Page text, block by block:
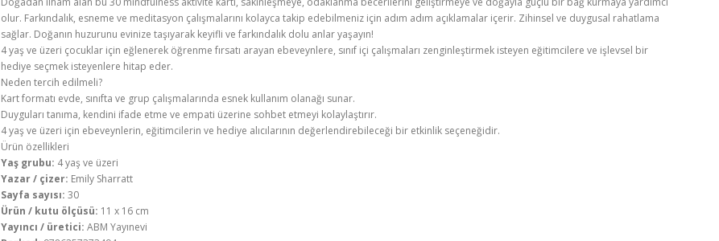
olur. Farkındalık, esneme ve meditasyon çalışmalarını kolayca takip edebilmeniz için adım adım açıklamalar içerir. Zihinsel ve duygusal rahatlama
sağlar. Doğanın huzurunu evinize taşıyarak keyifli ve farkındalık dolu anlar yaşayın!
4 yaş ve üzeri çocuklar için eğlenerek öğrenme fırsatı arayan ebeveynlere, sınıf içi çalışmaları zenginleştirmek isteyen eğitimcilere ve işlevsel bir
hediye seçmek isteyenlere hitap eder.
Neden tercih edilmeli?
Kart formatı evde, sınıfta ve grup çalışmalarında esnek kullanım olanağı sunar.
Duyguları tanıma, kendini ifade etme ve empati üzerine sohbet etmeyi kolaylaştırır.
4 yaş ve üzeri için ebeveynlerin, eğitimcilerin ve hediye alıcılarının değerlendirebileceği bir etkinlik seçeneğidir.
Ürün özellikleri
Yaş grubu: 4 yaş ve üzeri
Yazar / çizer: Emily Sharratt
Sayfa sayısı: 30
Ürün / kutu ölçüsü: 11 x 16 cm
Yayıncı / üretici: ABM Yayınevi